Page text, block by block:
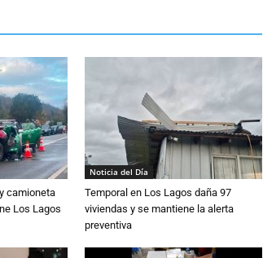
camioneta
Los Lagos
Noticia del Día
Temporal en Los Lagos daña 97
viviendas y se mantiene la alerta
preventiva